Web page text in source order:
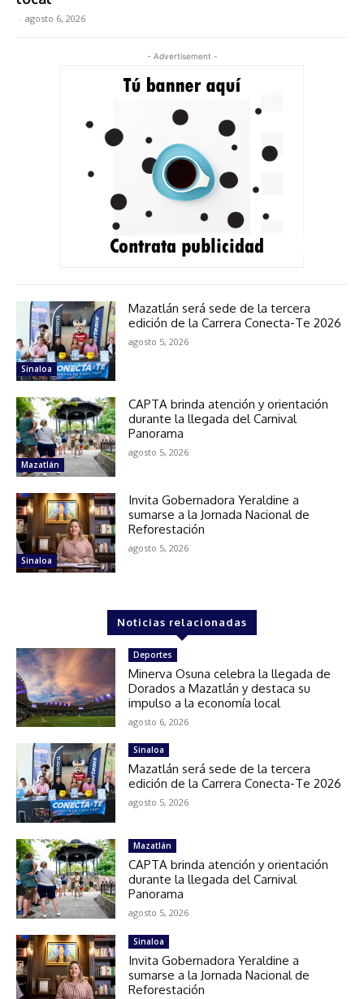
- agosto 6, 2026
- Advertisement -
Sinaloa
Mazatlán será sede de la tercera
edición de la Carrera Conecta-Te 2026
agosto 5, 2026
Mazatlán
CAPTA brinda atención y orientación
durante la llegada del Carnival
Panorama
agosto 5, 2026
Sinaloa
Invita Gobernadora Yeraldine a
sumarse a la Jornada Nacional de
Reforestación
agosto 5, 2026
Noticias relacionadas
Deportes
Minerva Osuna celebra la llegada de
Dorados a Mazatlán y destaca su
impulso a la economía local
agosto 6, 2026
Sinaloa
Mazatlán será sede de la tercera
edición de la Carrera Conecta-Te 2026
agosto 5, 2026
Mazatlán
CAPTA brinda atención y orientación
durante la llegada del Carnival
Panorama
agosto 5, 2026
Sinaloa
Invita Gobernadora Yeraldine a
sumarse a la Jornada Nacional de
Reforestación